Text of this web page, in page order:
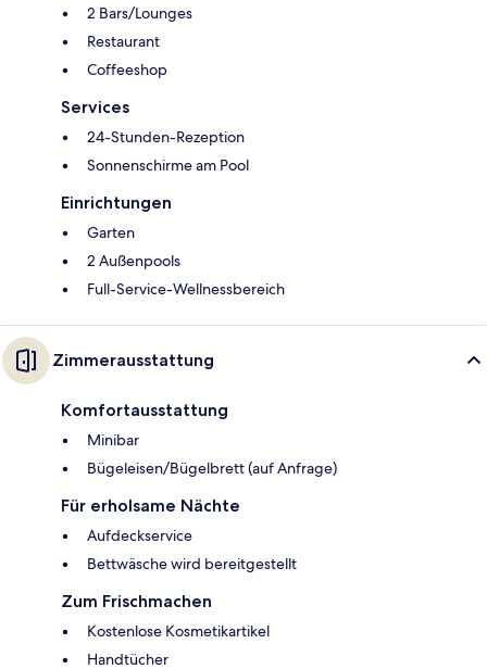
2 Bars/Lounges
Restaurant
Coffeeshop
Services
24-Stunden-Rezeption
Sonnenschirme am Pool
Einrichtungen
Garten
2 Außenpools
Full-Service-Wellnessbereich
Zimmerausstattung
Komfortausstattung
Minibar
Bügeleisen/Bügelbrett (auf Anfrage)
Für erholsame Nächte
Aufdeckservice
Bettwäsche wird bereitgestellt
Zum Frischmachen
Kostenlose Kosmetikartikel
Handtücher